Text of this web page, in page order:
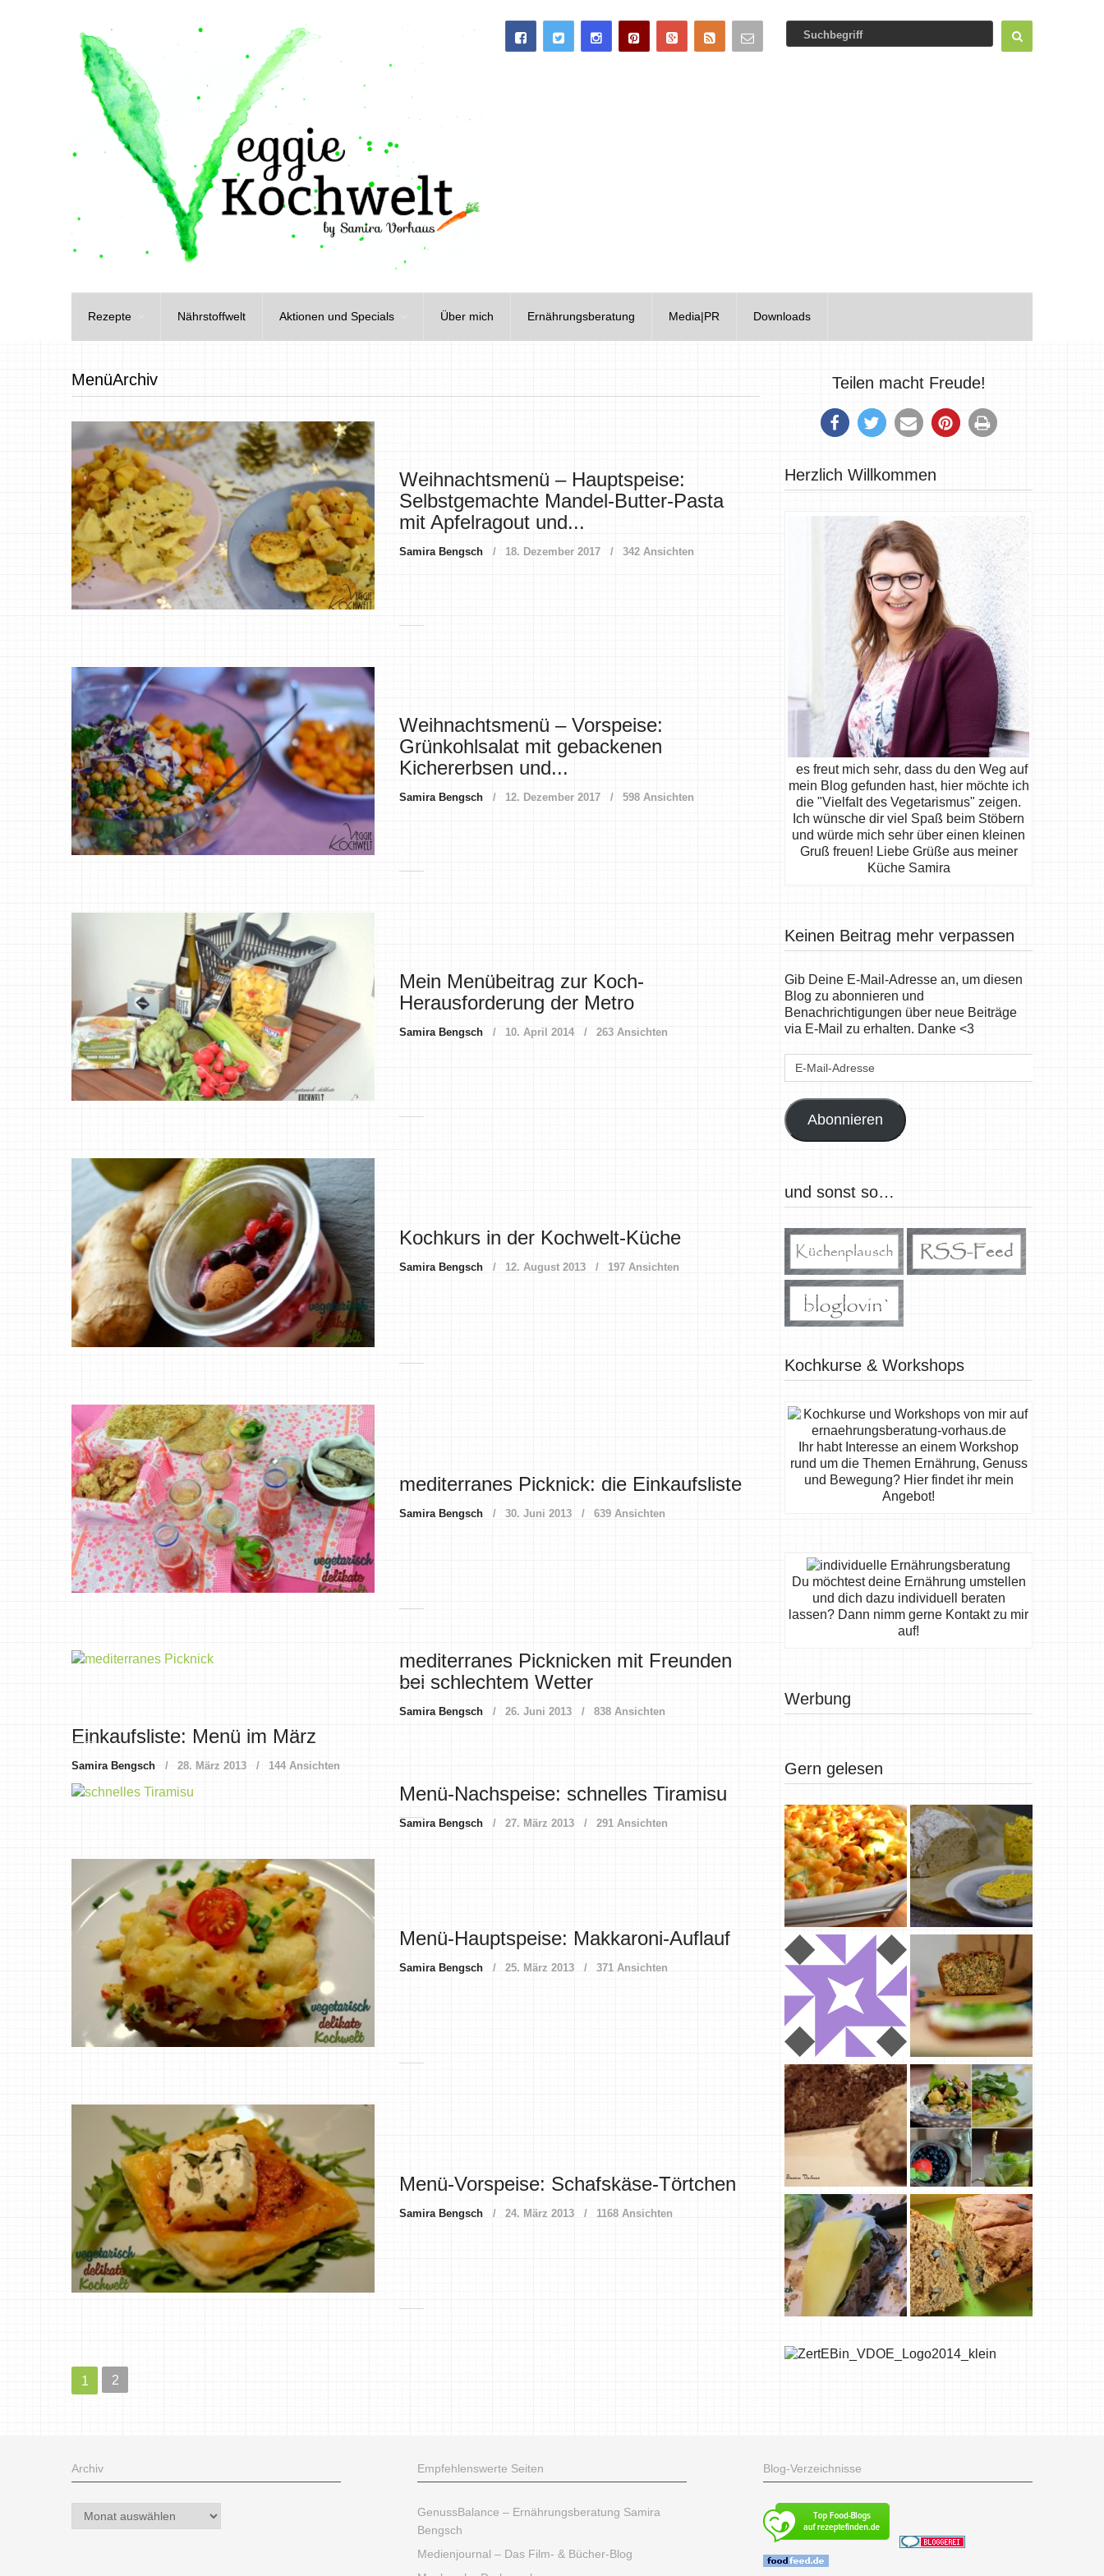
Rezepte Nährstoffwelt Aktionen und Specials Über mich Ernährungsberatung Media|PR Downloads
MenüArchiv
Weihnachtsmenü – Hauptspeise:
Selbstgemachte Mandel-Butter-Pasta
mit Apfelragout und...
Samira Bengsch 18. Dezember 2017 342 Ansichten
Weihnachtsmenü – Vorspeise:
Grünkohlsalat mit gebackenen
Kichererbsen und...
Samira Bengsch 12. Dezember 2017 598 Ansichten
Mein Menübeitrag zur Koch-
Herausforderung der Metro
Samira Bengsch 10. April 2014 263 Ansichten
Kochkurs in der Kochwelt-Küche
Samira Bengsch 12. August 2013 197 Ansichten
mediterranes Picknick: die Einkaufsliste
Samira Bengsch 30. Juni 2013 639 Ansichten
mediterranes Picknicken mit Freunden
bei schlechtem Wetter
Samira Bengsch 26. Juni 2013 838 Ansichten
Einkaufsliste: Menü im März
Samira Bengsch 28. März 2013 144 Ansichten
Menü-Nachspeise: schnelles Tiramisu
Samira Bengsch 27. März 2013 291 Ansichten
Menü-Hauptspeise: Makkaroni-Auflauf
Samira Bengsch 25. März 2013 371 Ansichten
Menü-Vorspeise: Schafskäse-Törtchen
Samira Bengsch 24. März 2013 1168 Ansichten
1 2
Teilen macht Freude!
Herzlich Willkommen
es freut mich sehr, dass du den Weg auf
mein Blog gefunden hast, hier möchte ich
die "Vielfalt des Vegetarismus" zeigen.
Ich wünsche dir viel Spaß beim Stöbern
und würde mich sehr über einen kleinen
Gruß freuen! Liebe Grüße aus meiner
Küche Samira
Keinen Beitrag mehr verpassen
Gib Deine E-Mail-Adresse an, um diesen
Blog zu abonnieren und
Benachrichtigungen über neue Beiträge
via E-Mail zu erhalten. Danke <3
E-
Abonnieren
und sonst so…
Kochkurse & Workshops
Ihr habt Interesse an einem Workshop
rund um die Themen Ernährung, Genuss
und Bewegung? Hier findet ihr mein
Angebot!
Du möchtest deine Ernährung umstellen
und dich dazu individuell beraten
lassen? Dann nimm gerne Kontakt zu mir
auf!
Werbung
Gern gelesen
Archiv
Archiv
Empfehlenswerte Seiten
GenussBalance – Ernährungsberatung Samira
Bengsch
Medienjournal – Das Film- & Bücher-Blog
Blog-Verzeichnisse